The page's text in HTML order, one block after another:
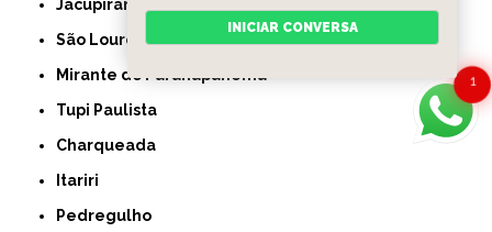
Jacupiranga
São Lourenço da Serra
Mirante do Paranapanema
Tupi Paulista
Charqueada
Itariri
Pedregulho
1
INICIAR CONVERSA